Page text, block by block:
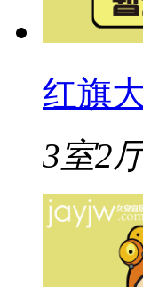
红旗
3室2